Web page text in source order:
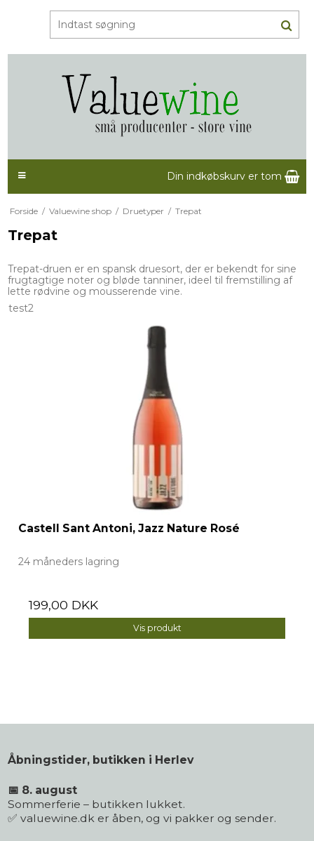
Din indkøbskurv er tom
Forside / Valuewine shop / Druetyper / Trepat
Trepat
Trepat-druen er en spansk druesort, der er bekendt for sine
frugtagtige noter og bløde tanniner, ideel til fremstilling af
lette rødvine og mousserende vine.
test2
Castell Sant Antoni, Jazz Nature Rosé
24 måneders lagring
199,00 DKK
Vis produkt
Åbningstider, butikken i Herlev
📅 8. august
Sommerferie – butikken lukket.
✅ valuewine.dk er åben, og vi pakker og sender.